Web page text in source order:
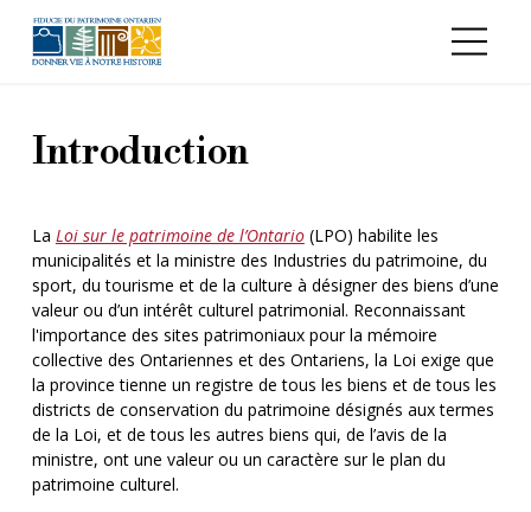
Introduction
La Loi sur le patrimoine de l’Ontario(LPO) habilite les
municipalités et la ministre des Industries du patrimoine, du
sport, du tourisme et de la culture à désigner des biens d’une
valeur ou d’un intérêt culturel patrimonial. Reconnaissant
l'importance des sites patrimoniaux pour la mémoire
collective des Ontariennes et des Ontariens, la Loi exige que
la province tienne un registre de tous les biens et de tous les
districts de conservation du patrimoine désignés aux termes
de la Loi, et de tous les autres biens qui, de l’avis de la
ministre, ont une valeur ou un caractère sur le plan du
patrimoine culturel.